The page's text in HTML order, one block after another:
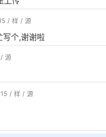
);
($dir)) {
($conn_id
/ 样 / 源
写个,谢谢啦
/ 源
/ 样 / 源